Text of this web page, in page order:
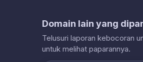
Domain lain yang
Telusuri laporan kebocoran
untuk melihat paparannya.